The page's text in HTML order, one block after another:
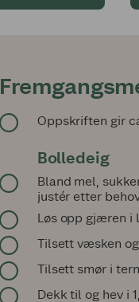
Oppskriften gir
Bolledeig
Bland mel,
justér etter
Løs opp gjæren i
Tilsett væsken
Tilsett smør i
Dekk til og hev i